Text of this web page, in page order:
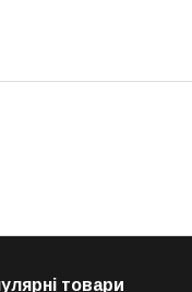
товари